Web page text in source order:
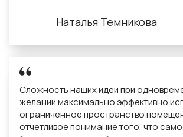
Наталья Темникова
Есть небольшое замечание к итогу
получила его в электронном виде на
ищу , где это сделать в нужном
, которая стоит копейки , но
Но в общем , мы довольны проектом и
обратимся к Вам для его реализации.
Желаем Вам дальнейшего развития и
рекомендовать друзьям и знакомым :)
Сложность наших идей при
желании максимально эффективно
ограниченное пространство
отчетливое понимание того, что